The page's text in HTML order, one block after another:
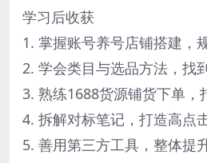
学习后收获
1. 掌握账号养号店铺搭建，
2. 学会类目与选品方法，找
3. 熟练1688货源铺货下单，
4. 拆解对标笔记，打造高点
5. 善用第三方工具，整体提